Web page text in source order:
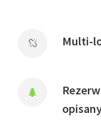
Multi-